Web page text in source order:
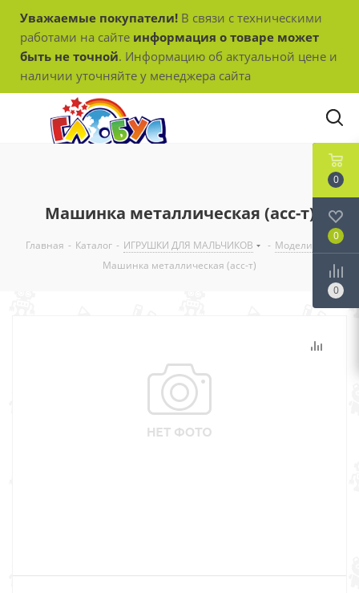
Уважаемые покупатели! В связи с техническими
работами на сайте информация о товаре может
быть не точной. Информацию об актуальной цене и
наличии уточняйте у менеджера сайта
Машинка металлическая (асс-т)
Главная - Каталог - ИГРУШКИ ДЛЯ МАЛЬЧИКОВ - Модели
-
Машинка металлическая (асс-т)
0
0
0